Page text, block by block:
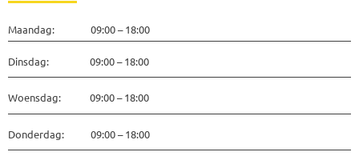
Maandag: 09:00 – 18:00
Dinsdag: 09:00 – 18:00
Woensdag: 09:00 – 18:00
Donderdag: 09:00 – 18:00